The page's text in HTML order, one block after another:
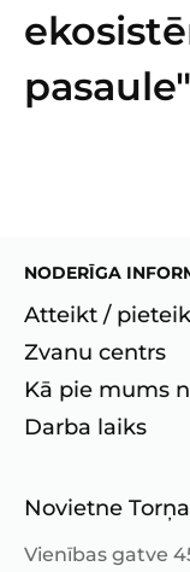
pasaule"
NODERĪGA
Atteikt /
Zvanu centrs
Kā pie mums
Darba laiks
Novietne
Vienības gatve